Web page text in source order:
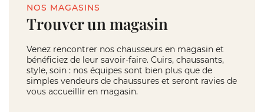
NOS MAGASINS
Trouver un magasin
Venez rencontrer nos chausseurs en magasin et
bénéficiez de leur savoir-faire. Cuirs, chaussants,
style, soin : nos équipes sont bien plus que de
simples vendeurs de chaussures et seront ravies de
vous accueillir en magasin.